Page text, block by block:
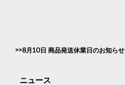
8月10日 商品発送休業日のお知らせ
ニュース